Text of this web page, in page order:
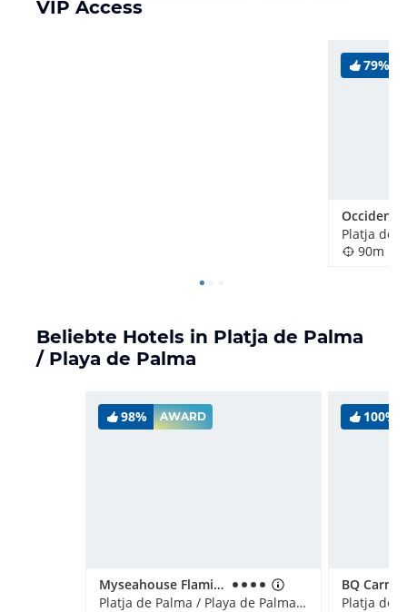
VIP Access
79%
90m
Beliebte Hotels in Platja de Palma
/ Playa de Palma
98% AWARD
Myseahouse Flamingo - Adults only
Platja de Palma / Playa de Palma, Spanien
100%